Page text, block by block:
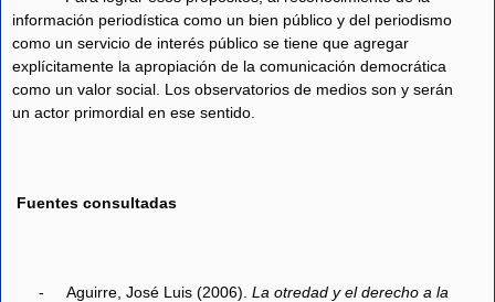
información periodística como un bien público y del periodismo
como un servicio de interés público se tiene que agregar
explícitamente la apropiación de la comunicación democrática
como un valor social. Los observatorios de medios son y serán
un actor primordial en ese sentido.
Fuentes consultadas
- Aguirre, José Luis (2006). La otredad y el derecho a la